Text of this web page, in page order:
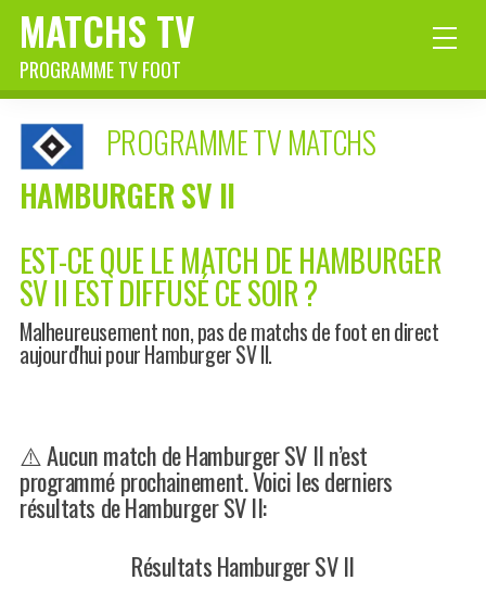
MATCHS TV
PROGRAMME TV FOOT
PROGRAMME TV MATCHS
HAMBURGER SV II
EST-CE QUE LE MATCH DE HAMBURGER
SV II EST DIFFUSÉ CE SOIR ?
Malheureusement non, pas de matchs de foot en direct
aujourd'hui pour Hamburger SV II.
⚠️ Aucun match de Hamburger SV II n’est
programmé prochainement. Voici les derniers
résultats de Hamburger SV II:
Résultats Hamburger SV II